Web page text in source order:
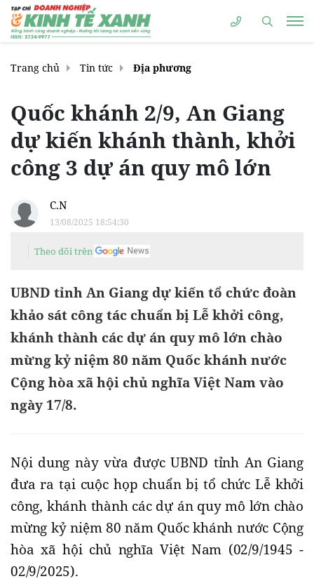
Trang chủ Tin tức Địa phương
Quốc khánh 2/9, An Giang
dự kiến khánh thành, khởi
công 3 dự án quy mô lớn
C.N
13/08/2025 18:54:30
Theo dõi trên
UBND tỉnh An Giang dự kiến tổ chức đoàn
khảo sát công tác chuẩn bị Lễ khởi công,
khánh thành các dự án quy mô lớn chào
mừng kỷ niệm 80 năm Quốc khánh nước
Cộng hòa xã hội chủ nghĩa Việt Nam vào
ngày 17/8.
Nội dung này vừa được UBND tỉnh An Giang
đưa ra tại cuộc họp chuẩn bị tổ chức Lễ khởi
công, khánh thành các dự án quy mô lớn chào
mừng kỷ niệm 80 năm Quốc khánh nước Cộng
hòa xã hội chủ nghĩa Việt Nam (02/9/1945 -
02/9/2025).